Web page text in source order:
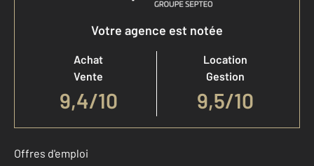
Votre agence est notée
Achat
Vente
9,4/10
Location
Gestion
9,5/10
Offres d'emploi